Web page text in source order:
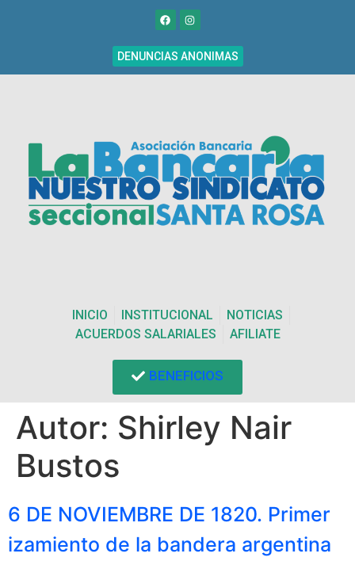
DENUNCIAS ANONIMAS
INICIO INSTITUCIONAL
NOTICIAS
ACUERDOS SALARIALES
AFILIATE
BENEFICIOS
Autor: Shirley Nair
Bustos
6 DE NOVIEMBRE DE 1820. Primer
izamiento de la bandera argentina